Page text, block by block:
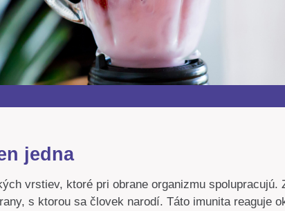
jedna
vrstiev, ktoré pri obrane organizmu spolupracujú.
s ktorou sa človek narodí. Táto imunita reaguje